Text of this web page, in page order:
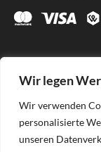
Wir legen
Wir verwenden
personalisierte
unseren
Brunnenhöfli 9
6012 Obernau